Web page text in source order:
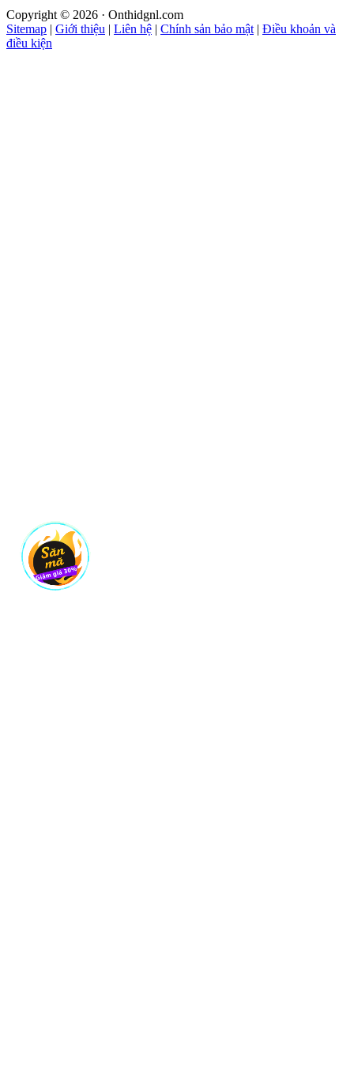
Copyright © 2026 · Onthidgnl.com
Sitemap | Giới thiệu | Liên hệ | Chính sản bảo mật | Điều khoản và
điều kiện